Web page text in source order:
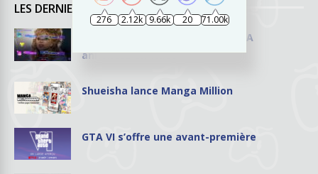
LES DERNIERS ARTICLES
Let’s Sing 2027 et Let’s Sing ABBA
annoncés en vidéo
Shueisha lance Manga Million
GTA VI s’offre une avant-première
276 2.12k 9.66k 20 71.00k